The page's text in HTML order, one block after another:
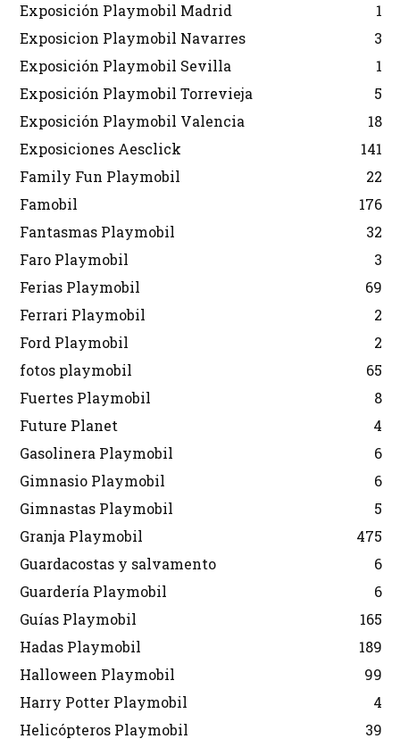
Exposición Playmobil Madrid
1
Exposicion Playmobil Navarres
3
Exposición Playmobil Sevilla
1
Exposición Playmobil Torrevieja
5
Exposición Playmobil Valencia
18
Exposiciones Aesclick
141
Family Fun Playmobil
22
Famobil
176
Fantasmas Playmobil
32
Faro Playmobil
3
Ferias Playmobil
69
Ferrari Playmobil
2
Ford Playmobil
2
fotos playmobil
65
Fuertes Playmobil
8
Future Planet
4
Gasolinera Playmobil
6
Gimnasio Playmobil
6
Gimnastas Playmobil
5
Granja Playmobil
475
Guardacostas y salvamento
6
Guardería Playmobil
6
Guías Playmobil
165
Hadas Playmobil
189
Halloween Playmobil
99
Harry Potter Playmobil
4
Helicópteros Playmobil
39